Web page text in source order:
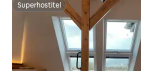
Superhostiteľ
Superhostiteľ